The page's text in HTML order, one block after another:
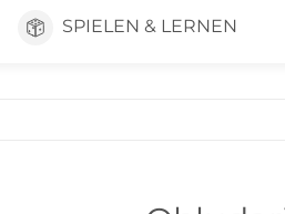
SPIELEN & LERNEN